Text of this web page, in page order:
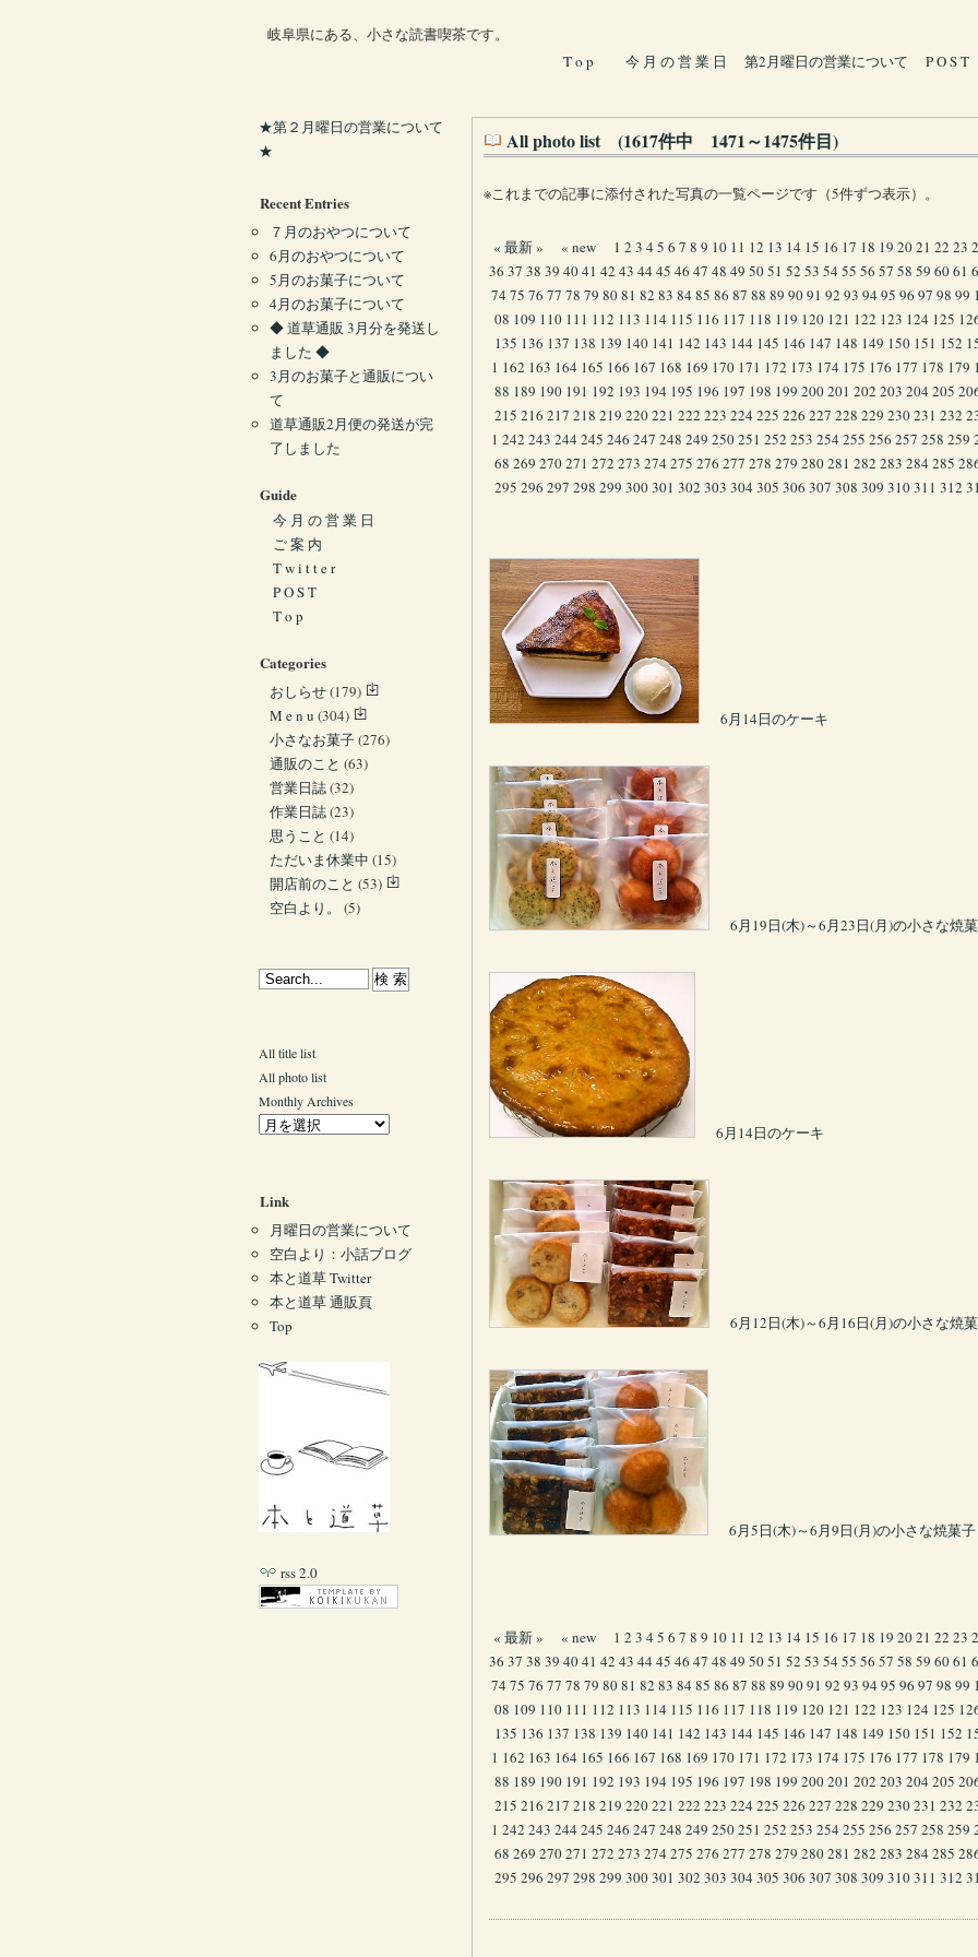
岐阜県にある、小さな読書喫茶です。
T o p
今 月 の 営 業 日 第2月曜日の営業について P O S T
All photo list (1617件中 1471～1475件目)
※これまでの記事に添付された写真の一覧ページです（5件ずつ表示）。
« 最新 » « new 1 2 3 4 5 6 7 8 9 10 11 12 13 14 15 16 17 18 19 2021 22 23
36 37 38 39 4041 42 43 44 45 46 47 48 49 5051 52 53 54 55 56 57 58 59 6061
74 75 76 77 78 79 8081 82 83 84 85 86 87 88 89 9091 92 93 94 95 96 97 98 99
08 109 110 111 112 113 114 115 116 117 118 119 120 121 122 123 124 125
135 136 137 138 139 140 141 142 143 144 145 146 147 148 149 150 151 152
1 162 163 164 165 166 167 168 169 170 171 172 173 174 175 176 177 178 179
88 189 190 191 192 193 194 195 196 197 198 199 200201 202 203 204 205
215 216 217 218 219 220221 222 223 224 225 226 227 228 229 230231 232
1 242 243 244 245 246 247 248 249 250251 252 253 254 255 256 257 258 259
68 269 270271 272 273 274 275 276 277 278 279 280281 282 283 284 285
295 296 297 298 299 300301 302 303 304 305 306 307 308 309 310311 312
6月14日のケーキ
6月19日(木)～6月23日(月)の小さな焼
6月14日のケーキ
6月12日(木)～6月16日(月)の小さな焼
6月5日(木)～6月9日(月)の小さな焼菓子
« 最新 » « new 1 2 3 4 5 6 7 8 9 10 11 12 13 14 15 16 17 18 19 2021 22 23
36 37 38 39 4041 42 43 44 45 46 47 48 49 5051 52 53 54 55 56 57 58 59 6061
74 75 76 77 78 79 8081 82 83 84 85 86 87 88 89 9091 92 93 94 95 96 97 98 99
08 109 110 111 112 113 114 115 116 117 118 119 120 121 122 123 124 125
135 136 137 138 139 140 141 142 143 144 145 146 147 148 149 150 151 152
1 162 163 164 165 166 167 168 169 170 171 172 173 174 175 176 177 178 179
88 189 190 191 192 193 194 195 196 197 198 199 200201 202 203 204 205
215 216 217 218 219 220221 222 223 224 225 226 227 228 229 230231 232
1 242 243 244 245 246 247 248 249 250251 252 253 254 255 256 257 258 259
68 269 270271 272 273 274 275 276 277 278 279 280281 282 283 284 285
295 296 297 298 299 300301 302 303 304 305 306 307 308 309 310311 312
★第２月曜日の営業について
★
Recent Entries
７月のおやつについて
6月のおやつについて
5月のお菓子について
4月のお菓子について
◆ 道草通販 3月分を発送し
ました ◆
3月のお菓子と通販につい
て
道草通販2月便の発送が完
了しました
Guide
今 月 の 営 業 日
ご 案 内
T w i t t e r
P O S T
T o p
Categories
おしらせ(179)
M e n u (304)
小さなお菓子(276)
通販のこと (63)
営業日誌(32)
作業日誌(23)
思うこと (14)
ただいま休業中 (15)
開店前のこと (53)
空白より。
(5)
All title list
All photo list
Monthly Archives
Link
月曜日の営業について
空白より：小話ブログ
本と道草 Twitter
本と道草 通販頁
Top
rss 2.0